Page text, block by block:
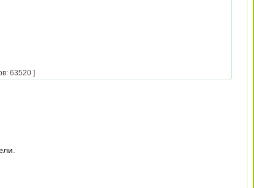
63520 ]